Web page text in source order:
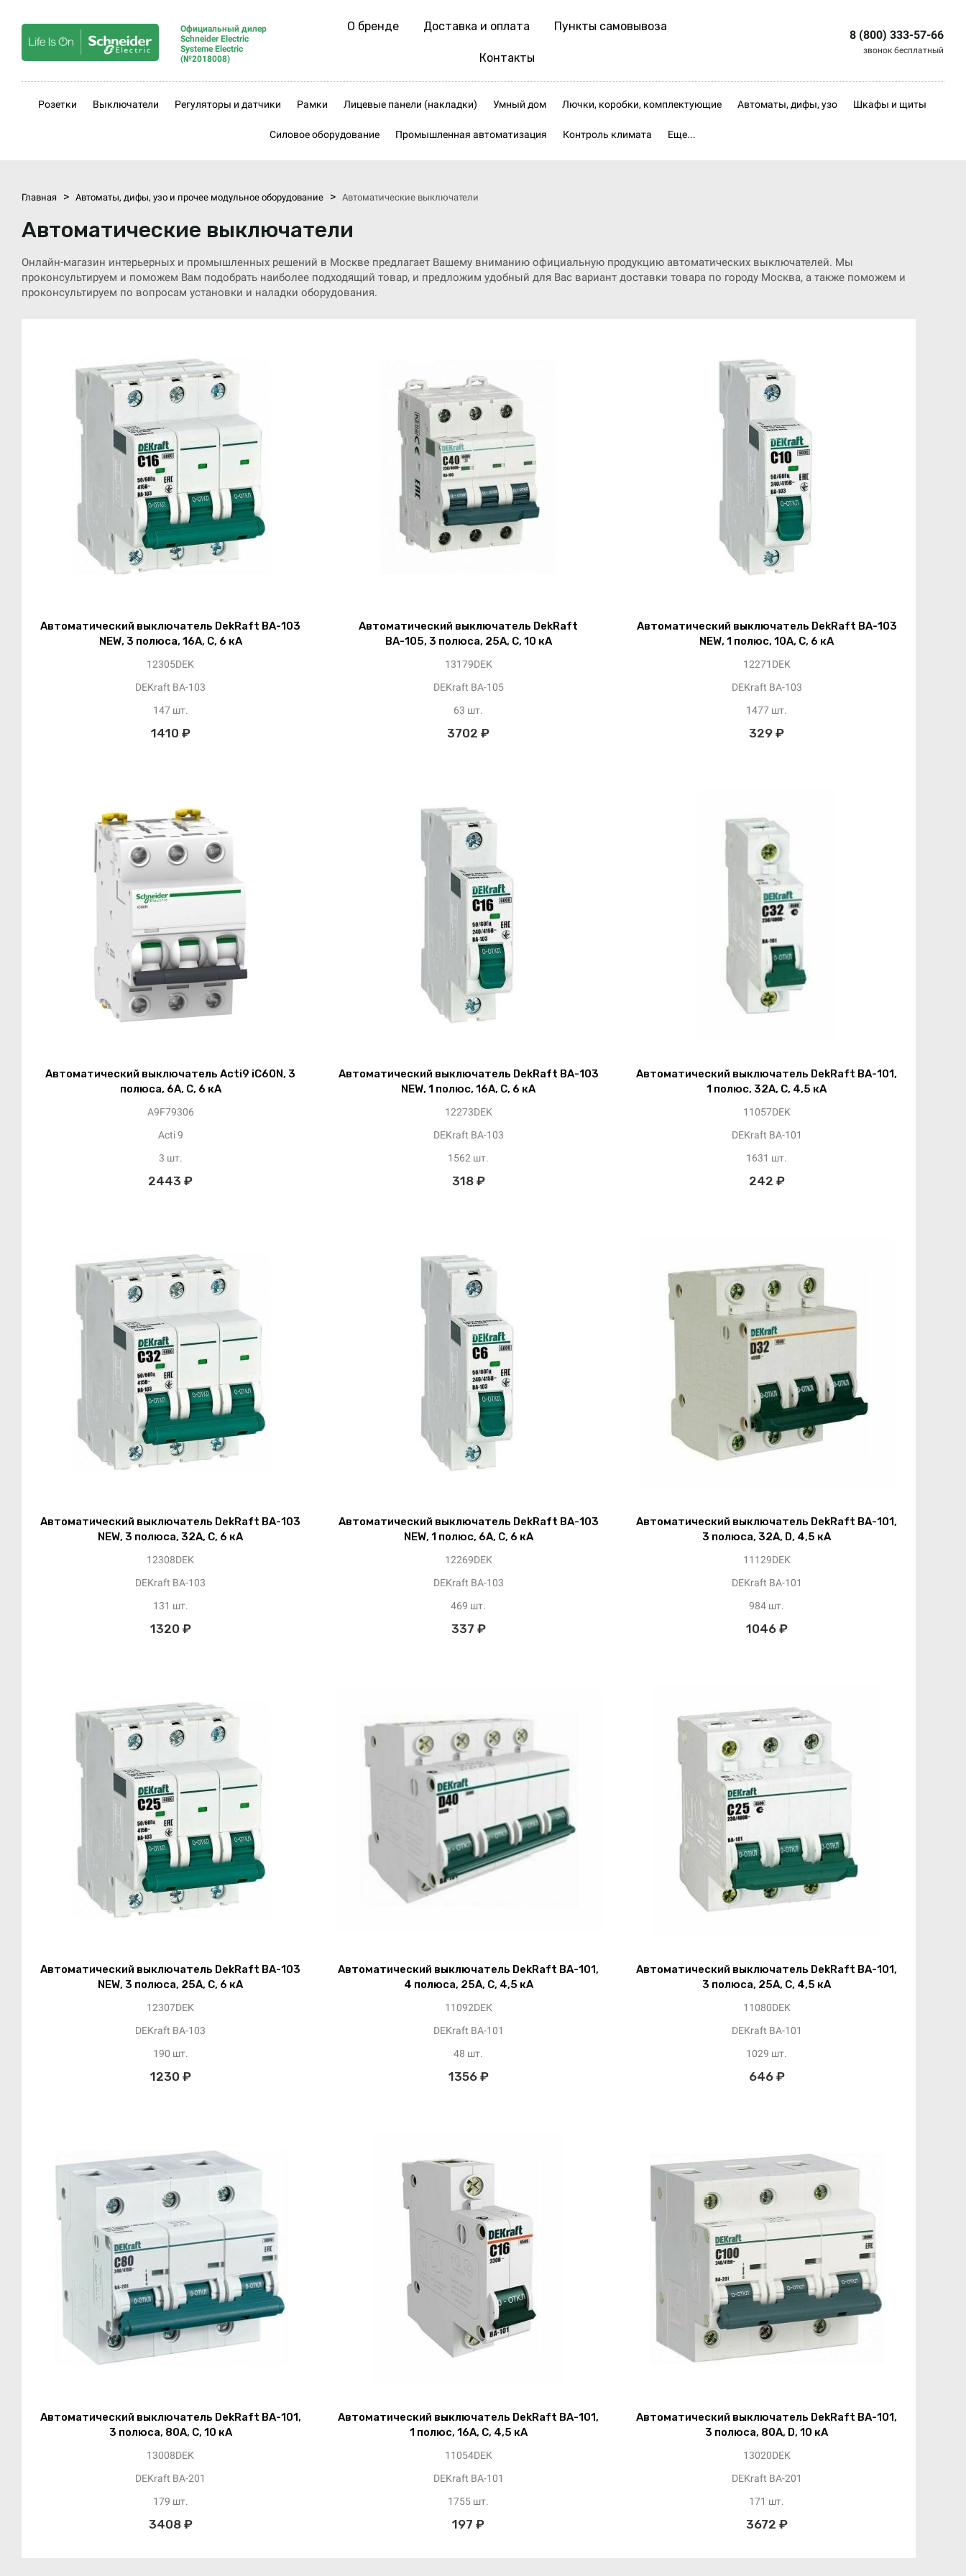
Официальный дилер
Schneider Electric
Systeme Electric
(№2018008)
О бренде Доставка и оплата Пункты самовывоза
Контакты
8 (800) 333-57-66
звонок бесплатный
Розетки Выключатели Регуляторы и датчики Рамки Лицевые панели (накладки) Умный дом Лючки, коробки, комплектующие Автоматы, дифы, узо Шкафы и щиты
Силовое оборудование Промышленная автоматизация Контроль климата Еще...
Главная > Автоматы, дифы, узо и прочее модульное оборудование > Автоматические выключатели
Автоматические выключатели
Онлайн-магазин интерьерных и промышленных решений в Москве предлагает Вашему вниманию официальную продукцию автоматических выключателей. Мы
проконсультируем и поможем Вам подобрать наиболее подходящий товар, и предложим удобный для Вас вариант доставки товара по городу Москва, а также поможем и
проконсультируем по вопросам установки и наладки оборудования.
Автоматический выключатель DekRaft ВА-103
NEW, 3 полюса, 16А, С, 6 кА
12305DEK
DEKraft ВА-103
147 шт.
1410 ₽
Автоматический выключатель DekRaft
ВА-105, 3 полюса, 25А, С, 10 кА
13179DEK
DEKraft ВА-105
63 шт.
3702 ₽
Автоматический выключатель DekRaft ВА-103
NEW, 1 полюс, 10А, С, 6 кА
12271DEK
DEKraft ВА-103
1477 шт.
329 ₽
Автоматический выключатель Acti9 iC60N, 3
полюса, 6А, C, 6 кА
A9F79306
Acti 9
3 шт.
2443 ₽
Автоматический выключатель DekRaft ВА-103
NEW, 1 полюс, 16А, С, 6 кА
12273DEK
DEKraft ВА-103
1562 шт.
318 ₽
Автоматический выключатель DekRaft ВА-101,
1 полюс, 32А, С, 4,5 кА
11057DEK
DEKraft ВА-101
1631 шт.
242 ₽
Автоматический выключатель DekRaft ВА-103
NEW, 3 полюса, 32А, С, 6 кА
12308DEK
DEKraft ВА-103
131 шт.
1320 ₽
Автоматический выключатель DekRaft ВА-103
NEW, 1 полюс, 6А, С, 6 кА
12269DEK
DEKraft ВА-103
469 шт.
337 ₽
Автоматический выключатель DekRaft ВА-101,
3 полюса, 32А, D, 4,5 кА
11129DEK
DEKraft ВА-101
984 шт.
1046 ₽
Автоматический выключатель DekRaft ВА-103
NEW, 3 полюса, 25А, С, 6 кА
12307DEK
DEKraft ВА-103
190 шт.
1230 ₽
Автоматический выключатель DekRaft ВА-101,
4 полюса, 25А, С, 4,5 кА
11092DEK
DEKraft ВА-101
48 шт.
1356 ₽
Автоматический выключатель DekRaft ВА-101,
3 полюса, 25А, С, 4,5 кА
11080DEK
DEKraft ВА-101
1029 шт.
646 ₽
Автоматический выключатель DekRaft ВА-101,
3 полюса, 80А, С, 10 кА
13008DEK
DEKraft ВА-201
179 шт.
3408 ₽
Автоматический выключатель DekRaft ВА-101,
1 полюс, 16А, С, 4,5 кА
11054DEK
DEKraft ВА-101
1755 шт.
197 ₽
Автоматический выключатель DekRaft ВА-101,
3 полюса, 80А, D, 10 кА
13020DEK
DEKraft ВА-201
171 шт.
3672 ₽